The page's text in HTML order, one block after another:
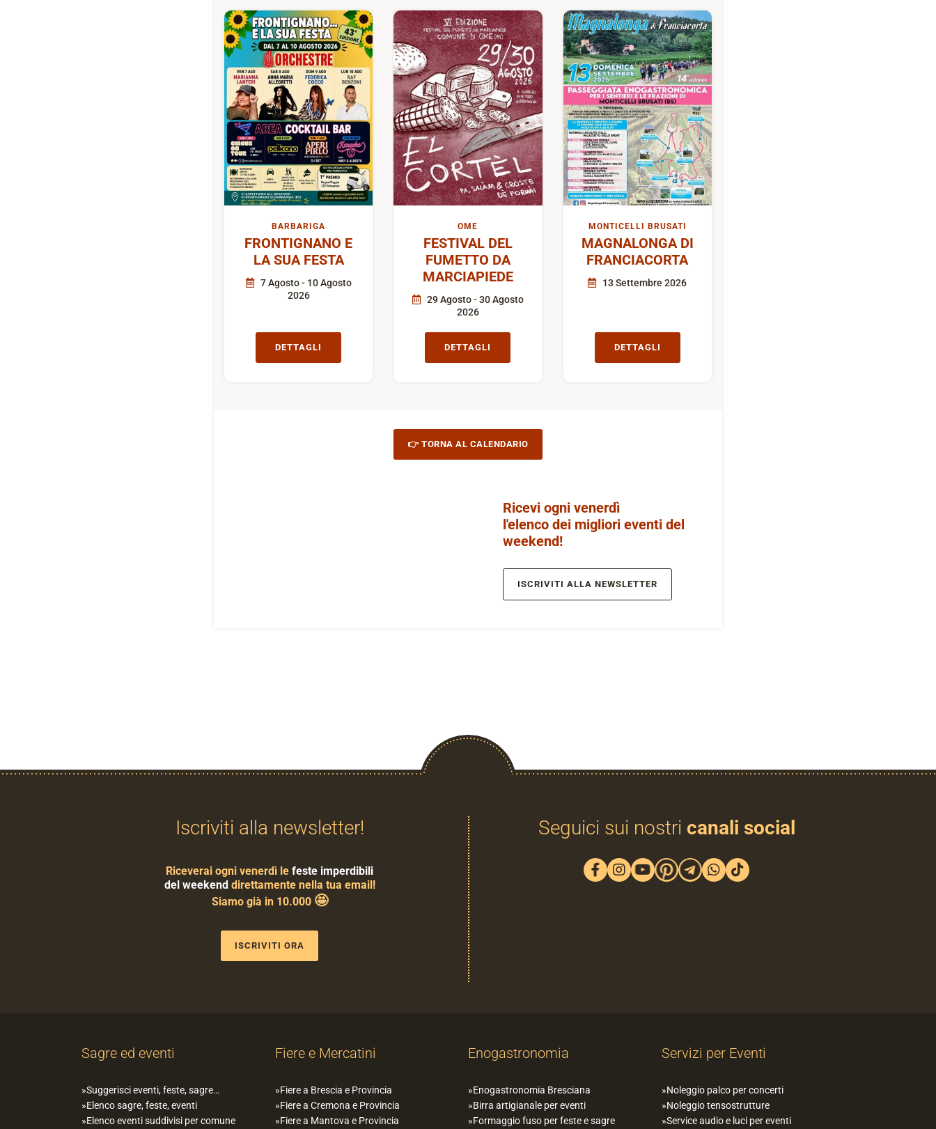
BARBARIGA
FRONTIGNANO E
LA SUA FESTA
7 Agosto - 10 Agosto
2026
DETTAGLI
OME
FESTIVAL DEL
FUMETTO DA
MARCIAPIEDE
29 Agosto - 30 Agosto
2026
DETTAGLI
MONTICELLI BRUSATI
MAGNALONGA DI
FRANCIACORTA
13 Settembre 2026
DETTAGLI
👉 TORNA AL CALENDARIO
Ricevi ogni venerdì
l'elenco dei migliori eventi del
weekend!
ISCRIVITI ALLA NEWSLETTER
Iscriviti alla newsletter!
Riceverai ogni venerdì le feste imperdibili
del weekend direttamente nella tua email!
Siamo già in 10.000 🤩
ISCRIVITI ORA
Seguici sui nostri canali social
Sagre ed eventi
Suggerisci eventi, feste, sagre…
Elenco sagre, feste, eventi
Elenco eventi suddivisi per comune
Fiere e Mercatini
Fiere a Brescia e Provincia
Fiere a Cremona e Provincia
Fiere a Mantova e Provincia
Enogastronomia
Enogastronomia Bresciana
Birra artigianale per eventi
Formaggio fuso per feste e sagre
Servizi per Eventi
Noleggio palco per concerti
Noleggio tensostrutture
Service audio e luci per eventi